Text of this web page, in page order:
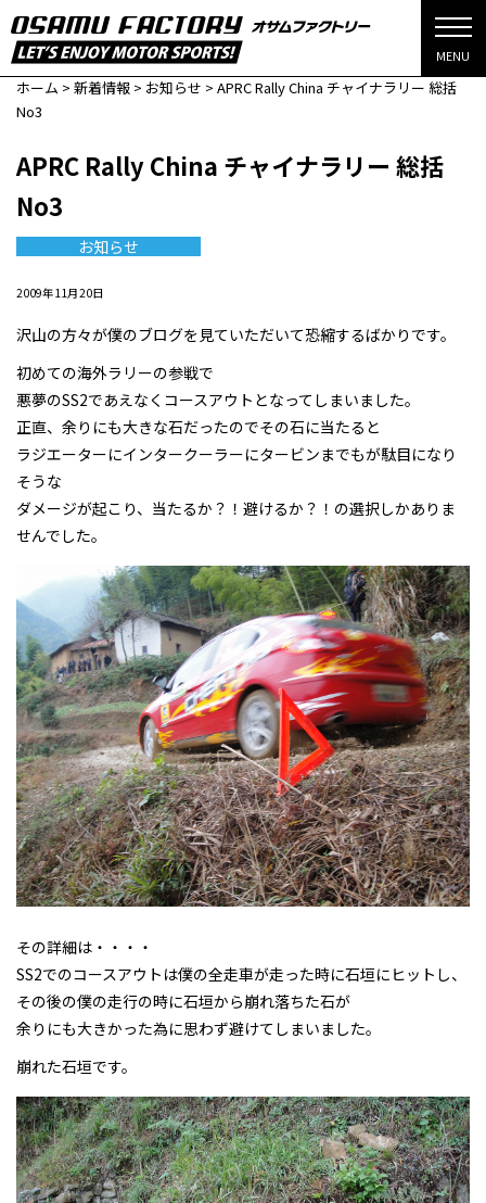
MENU
ホーム > 新着情報 > お知らせ > APRC Rally China チャイナラリー 総括
No3
APRC Rally China チャイナラリー 総括
No3
お知らせ
2009年11月20日
沢山の方々が僕のブログを見ていただいて恐縮するばかりです。
初めての海外ラリーの参戦で
悪夢のSS2であえなくコースアウトとなってしまいました。
正直、余りにも大きな石だったのでその石に当たると
ラジエーターにインタークーラーにタービンまでもが駄目になり
そうな
ダメージが起こり、当たるか？！避けるか？！の選択しかありま
せんでした。
その詳細は・・・・
SS2でのコースアウトは僕の全走車が走った時に石垣にヒットし、
その後の僕の走行の時に石垣から崩れ落ちた石が
余りにも大きかった為に思わず避けてしまいました。
崩れた石垣です。